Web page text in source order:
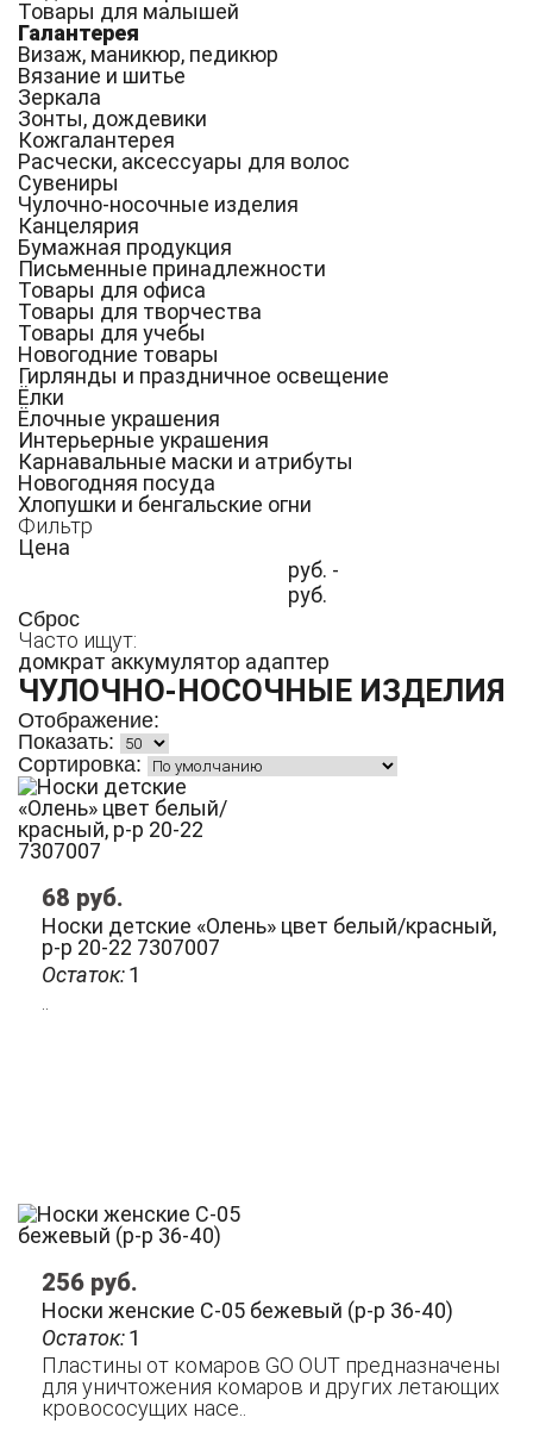
Товары для малышей
Галантерея
Визаж, маникюр, педикюр
Вязание и шитье
Зеркала
Зонты, дождевики
Кожгалантерея
Расчески, аксессуары для волос
Сувениры
Чулочно-носочные изделия
Канцелярия
Бумажная продукция
Письменные принадлежности
Товары для офиса
Товары для творчества
Товары для учебы
Новогодние товары
Гирлянды и праздничное освещение
Ёлки
Ёлочные украшения
Интерьерные украшения
Карнавальные маски и атрибуты
Новогодняя посуда
Хлопушки и бенгальские огни
Фильтр
Цена
руб. -
руб.
Сброс
Часто ищут:
домкрат аккумулятор адаптер
ЧУЛОЧНО-НОСОЧНЫЕ ИЗДЕЛИЯ
Отображение:
Показать:
Сортировка:
Остаток:1
Носки детские «Олень» цвет белый/красный,
р-р 20-22 7307007
68 руб.
Остаток:1
Носки женские C-05 бежевый (р-р 36-40)
Пластины от комаров GO OUT предназначены
для уничтожения комаров и других летающих
кровососущих насе..
256 руб.